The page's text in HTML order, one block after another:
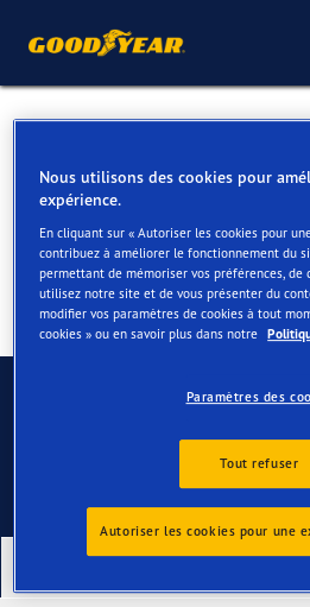
Pneus 4 saisons
Audi A8, S8
Nous utilisons des cookies pour
expérience.
En cliquant sur « Autoriser les cookies pour
contribuez à améliorer le fonctionnement du
permettant de mémoriser vos préférences, de
utilisez notre site et de vous présenter du
modifier vos paramètres de cookies à tout
cookies » ou en savoir plus dans notre
Paramètres des
Tout refuser
Autoriser les cookies pour une